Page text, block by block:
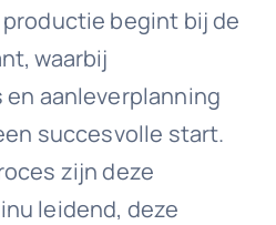
productie begint bij de
waarbij
aanleverplanning
succesvolle start.
zijn deze
leidend, deze